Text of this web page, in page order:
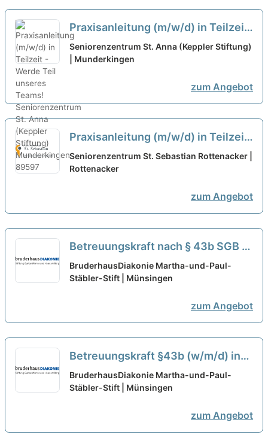
Praxisanleitung (m/w/d) in Teilzeit
- Werde Teil unseres Teams! neu
Seniorenzentrum St. Anna (Keppler Stiftung)
| Munderkingen
zum Angebot
Praxisanleitung (m/w/d) in Teilzeit
- Ein Arbeitsplatz in einer
familiären Arbeitsatmosphäre!
Seniorenzentrum St. Sebastian Rottenacker |
Rottenacker
zum Angebot
Betreuungskraft nach § 43b SGB XI
(w/m/d) in Teilzeit (30-50%) -
mitWIRken! neu
BruderhausDiakonie Martha-und-Paul-
Stäbler-Stift | Münsingen
zum Angebot
Betreuungskraft §43b (w/m/d) in
Teilzeit (bis zu 50%) - mitWIRken!
neu
BruderhausDiakonie Martha-und-Paul-
Stäbler-Stift | Münsingen
zum Angebot